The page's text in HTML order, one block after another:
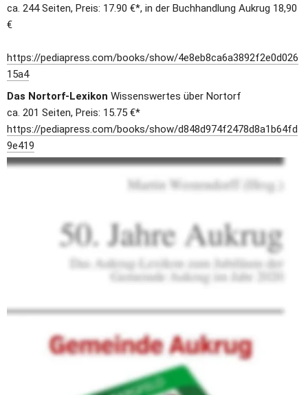
ca. 244 Seiten, Preis: 17.90 €*, in der Buchhandlung Aukrug 18,90
€
https://pediapress.com/books/show/4e8eb8ca6a3892f2e0d026
15a4
Das Nortorf-Lexikon Wissenswertes über Nortorf
ca. 201 Seiten, Preis: 15.75 €*
https://pediapress.com/books/show/d848d974f2478d8a1b64fd
9e419